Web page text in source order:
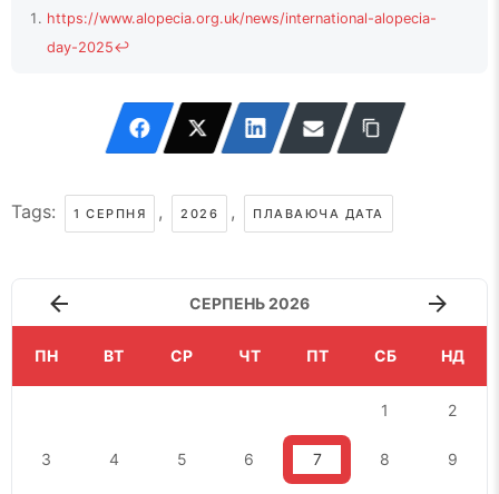
https://www.alopecia.org.uk/news/international-alopecia-
day-2025↩
Tags: 1 СЕРПНЯ , 2026 , ПЛАВАЮЧА ДАТА
СЕРПЕНЬ 2026
ПН ВТ СР ЧТ ПТ СБ НД
1 2
3 4 5 6 7 8 9